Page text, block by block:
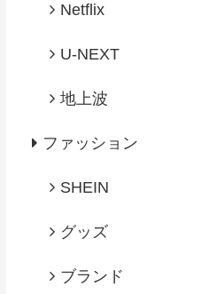
Netflix
U-NEXT
地上波
ファッション
SHEIN
グッズ
ブランド